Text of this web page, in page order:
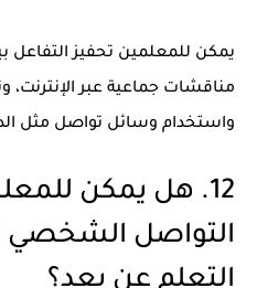
يمكن للمعلمين تحفيز التفاعل
مناقشات جماعية عبر
واستخدام وسائل تواصل مثل
12. هل يمكن
التواصل الشخصي
التعلم عن بعد؟